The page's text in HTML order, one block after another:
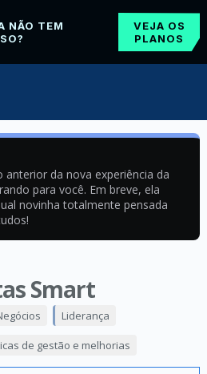
NÃO TEM
VEJA OS
PLANOS
anterior da nova experiência da
para você. Em breve, ela
novinha totalmente pensada
Smart
Liderança
de gestão e melhorias